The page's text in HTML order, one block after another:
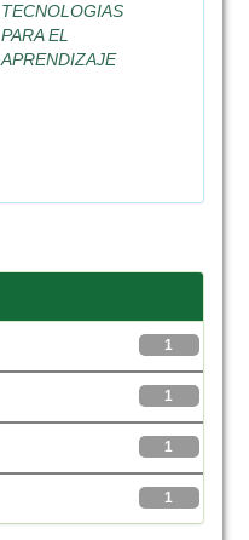
TECNOLOGIAS
PARA EL
APRENDIZAJE
1
1
1
1